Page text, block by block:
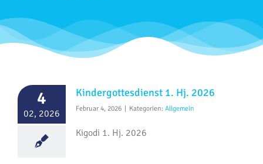
4
02, 2026
Kindergottesdienst 1. Hj. 2026
Februar 4, 2026 Kategorien: Allgemein
Kigodi 1. Hj. 2026